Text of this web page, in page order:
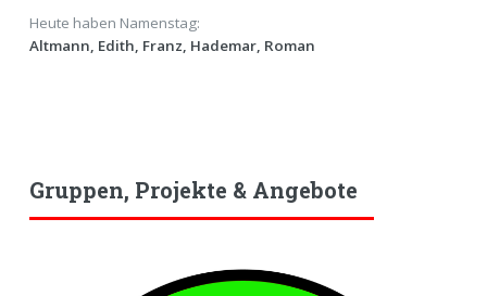
Heute haben Namenstag:
Altmann, Edith, Franz, Hademar, Roman
Gruppen, Projekte & Angebote